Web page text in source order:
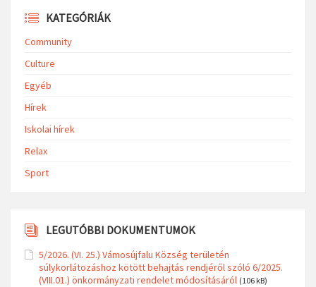
KATEGÓRIÁK
Community
Culture
Egyéb
Hírek
Iskolai hírek
Relax
Sport
LEGUTÓBBI DOKUMENTUMOK
5/2026. (VI. 25.) Vámosújfalu Község területén
súlykorlátozáshoz kötött behajtás rendjéről szóló 6/2025.
(VIII.01.) önkormányzati rendelet módosításáról (106 kB)